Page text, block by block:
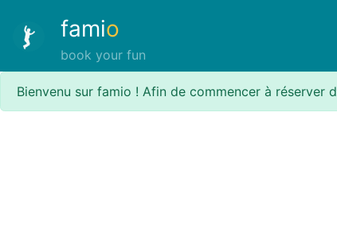
famio
book your fun
Bienvenu sur famio ! Afin de commencer à